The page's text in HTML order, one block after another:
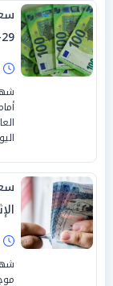
29-6-2026